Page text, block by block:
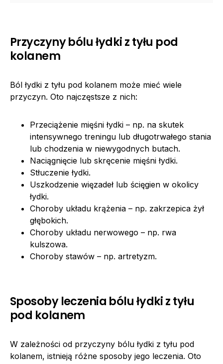
Przyczyny bólu łydki z tyłu pod
kolanem
Ból łydki z tyłu pod kolanem może mieć wiele
przyczyn. Oto najczęstsze z nich:
Przeciążenie mięśni łydki – np. na skutek
intensywnego treningu lub długotrwałego stania
lub chodzenia w niewygodnych butach.
Naciągnięcie lub skręcenie mięśni łydki.
Stłuczenie łydki.
Uszkodzenie więzadeł lub ścięgien w okolicy
łydki.
Choroby układu krążenia – np. zakrzepica żył
głębokich.
Choroby układu nerwowego – np. rwa
kulszowa.
Choroby stawów – np. artretyzm.
Sposoby leczenia bólu łydki z tyłu
pod kolanem
W zależności od przyczyny bólu łydki z tyłu pod
kolanem, istnieją różne sposoby jego leczenia. Oto